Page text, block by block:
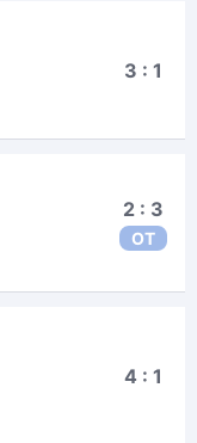
3 : 1
2 : 3
ОТ
4 : 1